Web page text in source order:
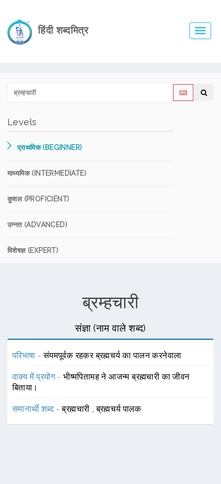
हिंदी शब्दमित्र
Levels
प्राथमिक (BEGINNER)
माध्यमिक (INTERMEDIATE)
कुशल (PROFICIENT)
उन्नत (ADVANCED)
विशेषज्ञ (EXPERT)
ब्रम्हचारी
संज्ञा (नाम वाले शब्द)
परिभाषा -संयमपूर्वक रहकर ब्रह्मचर्य का पालन करनेवाला
वाक्य में प्रयोग -भीष्मपितामह ने आजन्म ब्रह्मचारी का जीवन
बिताया।
समानार्थी शब्द -ब्रह्मचारी ,ब्रह्मचर्य पालक